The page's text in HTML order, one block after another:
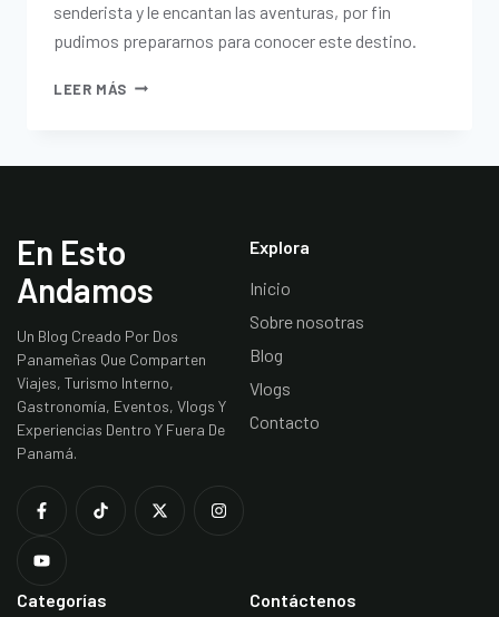
senderista y le encantan las aventuras, por fin
pudimos prepararnos para conocer este destino.
LEER MÁS
En Esto
Andamos
Un Blog Creado Por Dos
Panameñas Que Comparten
Viajes, Turismo Interno,
Gastronomía, Eventos, Vlogs Y
Experiencias Dentro Y Fuera De
Panamá.
Explora
Inicio
Sobre nosotras
Blog
Vlogs
Contacto
Categorías Contáctenos